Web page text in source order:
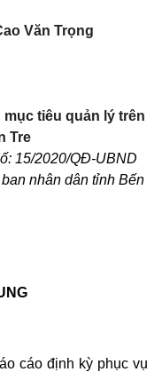
Văn Trọng
tiêu quản lý trên
Tre
15/2020/QĐ-UBND
ban nhân dân tỉnh Bến
cáo định kỳ phục vụ